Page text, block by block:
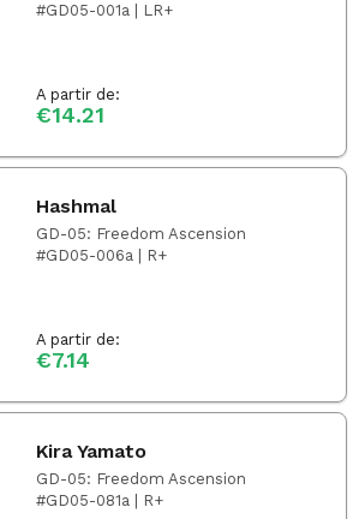
#GD05-001a | LR+
A partir de:
€14.21
Hashmal
GD-05: Freedom Ascension
#GD05-006a | R+
A partir de:
€7.14
Kira Yamato
GD-05: Freedom Ascension
#GD05-081a | R+